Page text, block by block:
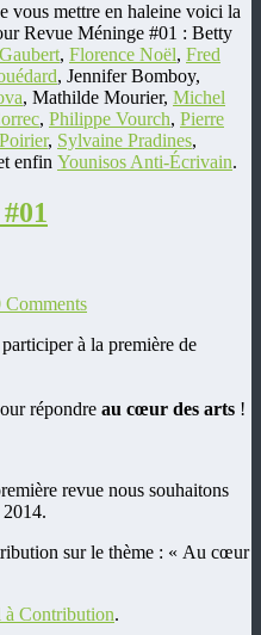
vous mettre en haleine voici la
Revue Méninge #01 : Betty
, Florence Noël, Fred
, Jennifer Bomboy,
, Mathilde Mourier, Michel
, Philippe Vourch, Pierre
, Sylvaine Pradines,
enfin Younisos Anti-Écrivain.
Comments
à la première de
répondre au cœur des arts !
revue nous souhaitons
2014.
sur le thème : « Au cœur
à Contribution.